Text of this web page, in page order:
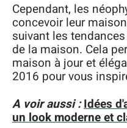
Cependant, les
concevoir leur
suivant les tendances
de la maison. Cela
maison à jour et
2016 pour vous
A voir aussi : Idées
un look moderne et